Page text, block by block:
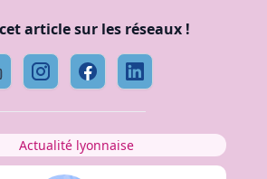
article sur les réseaux !
Actualité lyonnaise